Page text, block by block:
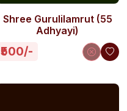
Shree Gurulilamrut (55
Adhyayi)
₹500/-